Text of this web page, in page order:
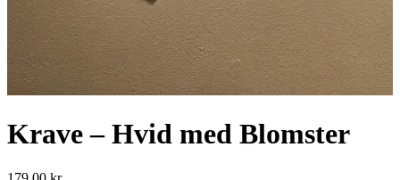
Krave – Hvid med Blomster